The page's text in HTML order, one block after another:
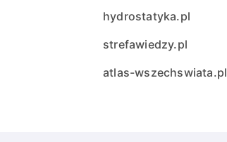
hydrostatyka.pl
strefawiedzy.pl
atlas-wszechswiata.pl